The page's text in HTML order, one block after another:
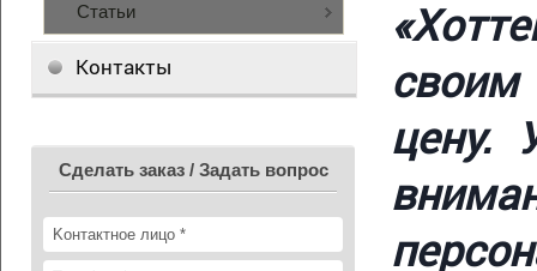
Статьи
Контакты
Сделать заказ / Задать вопрос
цену.